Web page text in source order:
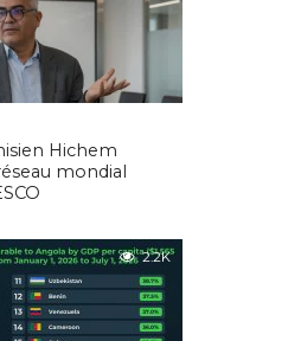
Hichem
mondial
2.2K